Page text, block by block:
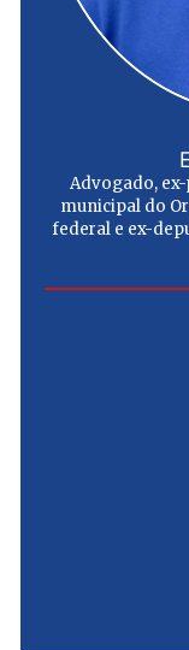
Advogado,
municipal do
federal e ex-